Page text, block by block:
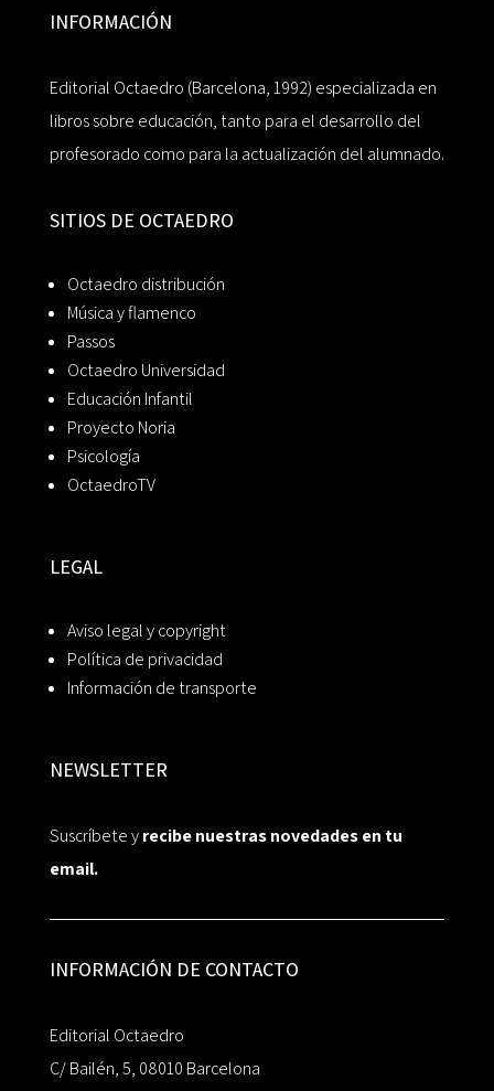
INFORMACIÓN
Editorial Octaedro (Barcelona, 1992) especializada en
libros sobre educación, tanto para el desarrollo del
profesorado como para la actualización del alumnado.
SITIOS DE OCTAEDRO
Octaedro distribución
Música y flamenco
Passos
Octaedro Universidad
Educación Infantil
Proyecto Noria
Psicología
OctaedroTV
LEGAL
Aviso legal y copyright
Política de privacidad
Información de transporte
NEWSLETTER
Suscríbete yrecibe nuestras novedades en tu
email.
INFORMACIÓN DE CONTACTO
Editorial Octaedro
C/ Bailén, 5, 08010 Barcelona